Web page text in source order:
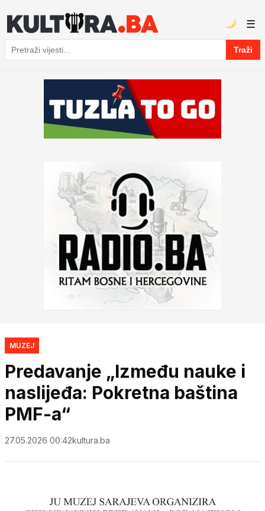
Pretraga
Traži
☰
MUZEJ
Predavanje „Između nauke i
naslijeđa: Pokretna baština
PMF-a“
27.05.2026 00:42kultura.ba